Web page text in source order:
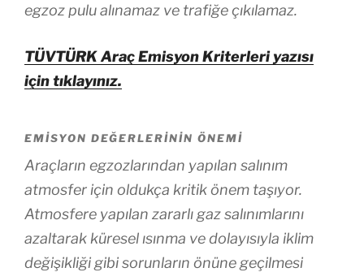
egzoz pulu alınamaz ve trafiğe çıkılamaz.
TÜVTÜRK Araç Emisyon Kriterleri yazısı
için tıklayınız.
EMISYON DEĞERLERININ ÖNEMI
Araçların egzozlarından yapılan salınım
atmosfer için oldukça kritik önem taşıyor.
Atmosfere yapılan zararlı gaz salınımlarını
azaltarak küresel ısınma ve dolayısıyla iklim
değişikliği gibi sorunların önüne geçilmesi